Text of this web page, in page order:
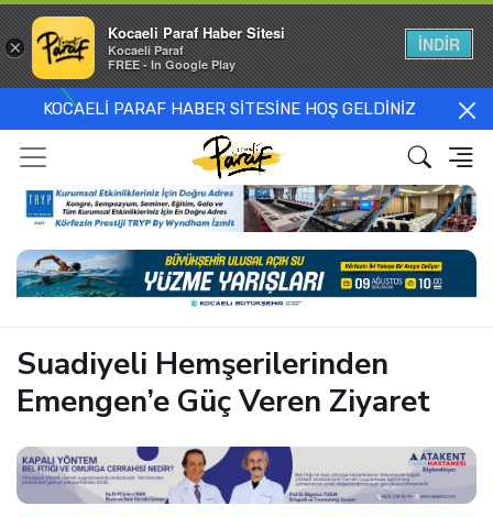
KOCAELİ PARAF HABER SİTESİNE HOŞ GELDİNİZ
Suadiyeli Hemşerilerinden
Emengen’e Güç Veren Ziyaret
×
Kocaeli Paraf Haber Sitesi
Kocaeli Paraf
FREE - In Google Play
İNDİR